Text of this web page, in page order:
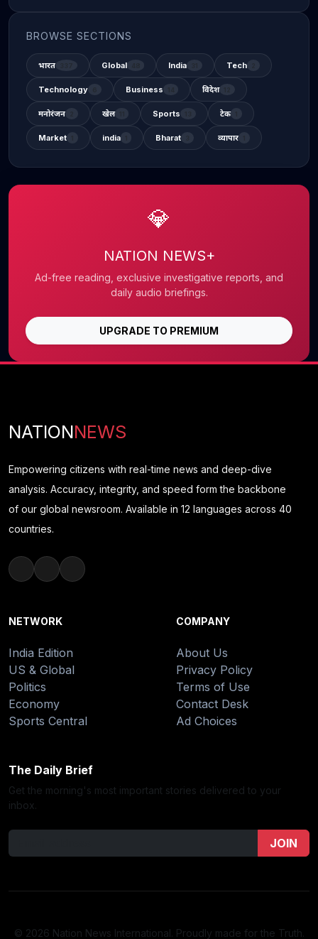
BROWSE SECTIONS
भारत Global India Tech
Technology Business विदेश
मनोरंजन खेल Sports टेक
Market india Bharat व्यापार
💎
NATION NEWS+
Ad-free reading, exclusive investigative reports, and
daily audio briefings.
UPGRADE TO PREMIUM
NATIONNEWS
Empowering citizens with real-time news and deep-dive
analysis. Accuracy, integrity, and speed form the backbone
of our global newsroom. Available in 12 languages across 40
countries.
NETWORK
India Edition
US & Global
Politics
Economy
Sports Central
COMPANY
About Us
Privacy Policy
Terms of Use
Contact Desk
Ad Choices
The Daily Brief
Get the morning's most important stories delivered to your
inbox.
JOIN
© 2026 Nation News International. Proudly made for the Truth.